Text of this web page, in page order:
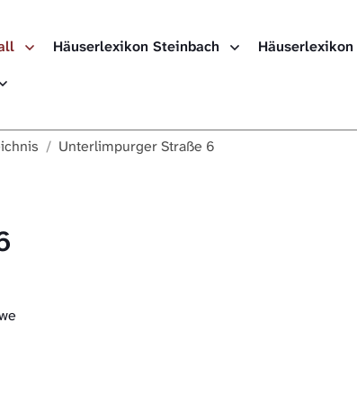
Häuserlexikon Steinbach
Unterlimpurger Straße 6